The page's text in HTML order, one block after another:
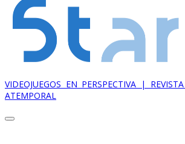
VIDEOJUEGOS EN PERSPECTIVA |
ATEMPORAL